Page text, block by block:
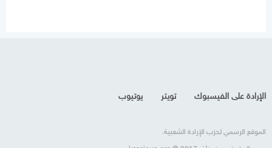
الإرادة على الفيسبوك تويتر يوتيوب
الموقع الرسمي لحزب الإرادة الشعبية.